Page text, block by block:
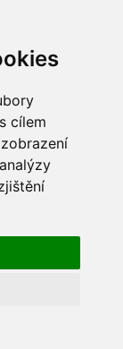
cílem